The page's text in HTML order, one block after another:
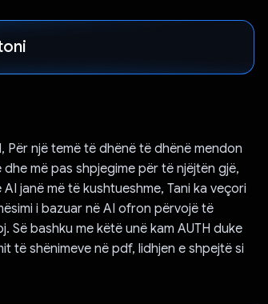
Për një temë të dhënë të dhënë mendon
më pas shpjegime për të njëjtën gjë,
janë më të kushtueshme, Tani ka veçori
i bazuar në AI ofron përvojë të
bashku me këtë unë kam AUTH duke
të shënimeve në pdf, lidhjen e shpejtë si